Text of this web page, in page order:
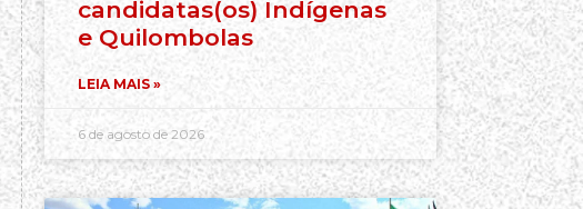
candidatas(os) Indígenas
e Quilombolas
LEIA MAIS »
6 de agosto de 2026